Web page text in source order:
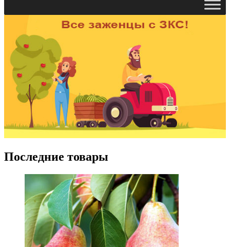
Последние товары